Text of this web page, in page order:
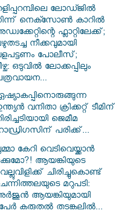
ലോഡ്ജിൽ
നെക്സോൺ കാറിൽ
ഫ്ലാറ്റിലേക്ക്;
നീക്കവുമായി
പോലീസ്;
ഒടുവിൽ ലോക്കപ്പിലും
വനിതാ ക്രിക്കറ്റ് ടീമിന്
ജെമീമ
പരിക്ക്...
കേറി വെടിവെയ്ക്കാൻ
ആയങ്കിയുടെ
ചിരിച്ചുകൊണ്ട്
മറുപടി:
ആയങ്കിയുമായി
കരുതൽ തടങ്കലിൽ...